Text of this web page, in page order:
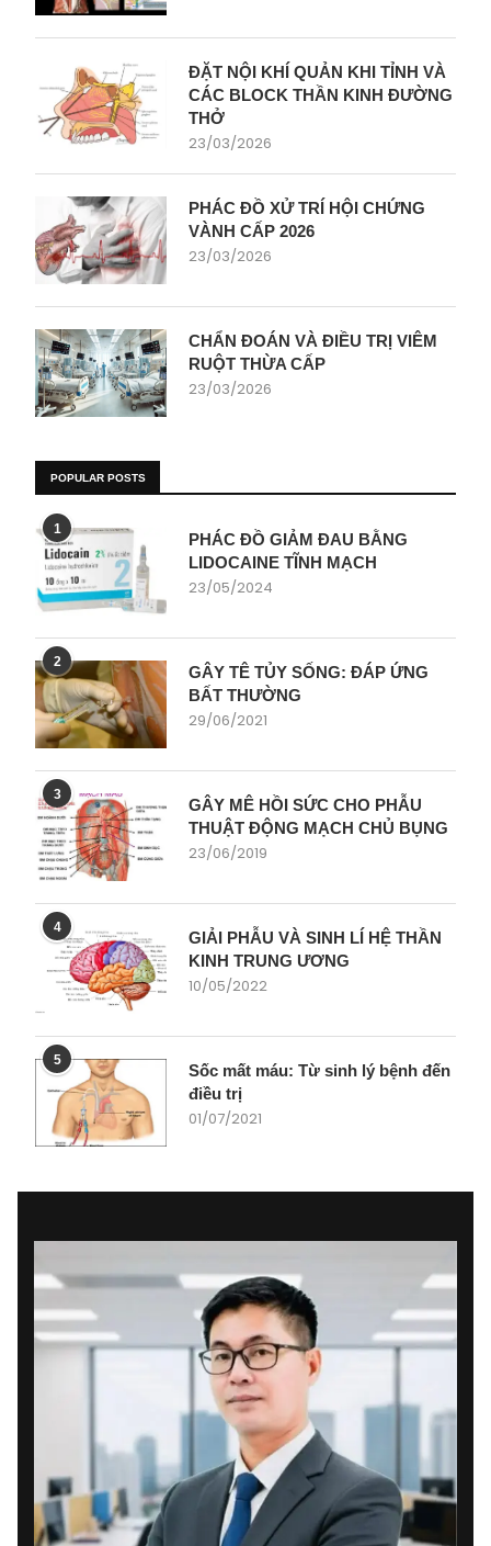
ĐẶT NỘI KHÍ QUẢN KHI TỈNH VÀ
CÁC BLOCK THẦN KINH ĐƯỜNG
THỞ
23/03/2026
PHÁC ĐỒ XỬ TRÍ HỘI CHỨNG
VÀNH CẤP 2026
23/03/2026
CHẨN ĐOÁN VÀ ĐIỀU TRỊ VIÊM
RUỘT THỪA CẤP
23/03/2026
POPULAR POSTS
1
PHÁC ĐỒ GIẢM ĐAU BẰNG
LIDOCAINE TĨNH MẠCH
23/05/2024
2
GÂY TÊ TỦY SỐNG: ĐÁP ỨNG
BẤT THƯỜNG
29/06/2021
3
GÂY MÊ HỒI SỨC CHO PHẪU
THUẬT ĐỘNG MẠCH CHỦ BỤNG
23/06/2019
4
GIẢI PHẪU VÀ SINH LÍ HỆ THẦN
KINH TRUNG ƯƠNG
10/05/2022
5
Sốc mất máu: Từ sinh lý bệnh đến
điều trị
01/07/2021